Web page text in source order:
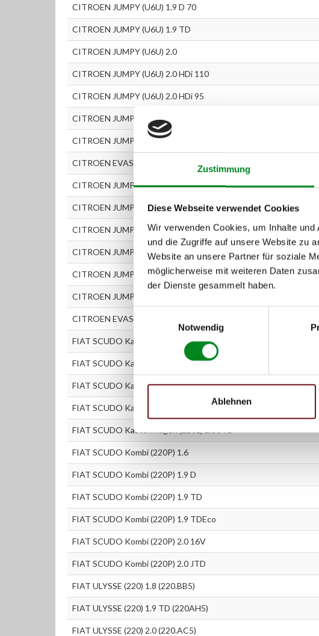
Zustimmung
Diese Webseite verwendet Cookies
Wir verwenden Cookies, um Inhalte
und die Zugriffe auf unsere Website zu
Website an unsere Partner für soziale
möglicherweise mit weiteren Daten
der Dienste gesammelt haben.
Notwendig
Ablehnen
CITROEN JUMPY (U6U) 1.9 D 70
CITROEN JUMPY (U6U) 1.9 TD
CITROEN JUMPY (U6U) 2.0
CITROEN JUMPY (U6U) 2.0 HDi 110
CITROEN JUMPY (U6U) 2.0 HDi 95
CITROEN JUMPY Kastenwagen (BS_, BT_, BY_, BZ_) 2.0 HDi 110
CITROEN JUMPY Pritschenwagen (BU_, BV_, BW_, BX_) 2.0 HDi 95
CITROEN EVASION (22, U6) 2.0 HDI 16V
CITROEN JUMPY (U6U) 2.0i 16V
CITROEN JUMPY (BS_, BT_, BY_, BZ_) 1.6i
CITROEN JUMPY (BS_, BT_, BY_, BZ_) 1.9D70
CITROEN JUMPY (BS_, BT_, BY_, BZ_) 2.0 HDi 95
CITROEN JUMPY Kastenwagen (BS_, BT_, BY_, BZ_) 2.0i 16V
CITROEN JUMPY Pritschenwagen (BU_, BV_, BW_, BX_) 1.9 TD
CITROEN EVASION (22, U6) 2.0
FIAT SCUDO Kastenwagen (220L) 1.6
FIAT SCUDO Kastenwagen (220L) 1.9 D
FIAT SCUDO Kastenwagen (220L) 1.9 TD
FIAT SCUDO Kastenwagen (220L) 2.0
FIAT SCUDO Kastenwagen (220L) 2.0 JTD
FIAT SCUDO Kombi (220P) 1.6
FIAT SCUDO Kombi (220P) 1.9 D
FIAT SCUDO Kombi (220P) 1.9 TD
FIAT SCUDO Kombi (220P) 1.9 TDEco
FIAT SCUDO Kombi (220P) 2.0 16V
FIAT SCUDO Kombi (220P) 2.0 JTD
FIAT ULYSSE (220) 1.8 (220.BB5)
FIAT ULYSSE (220) 1.9 TD (220AH5)
FIAT ULYSSE (220) 2.0 (220.AC5)